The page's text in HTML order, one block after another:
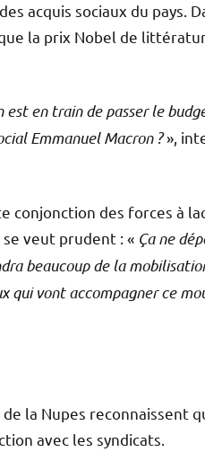
acquis sociaux du pays.
la prix Nobel de
est en train de passer le
Emmanuel Macron ?»,
des forces à
veut prudent : « Ça ne
beaucoup de la
qui vont accompagner ce
la Nupes reconnaissent
avec les syndicats.